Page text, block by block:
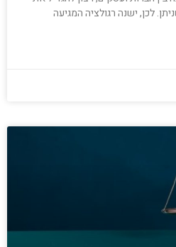
לכן, ישנה רגולציה המגיעה